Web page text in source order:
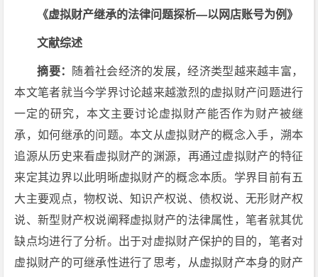
《虚拟财产继承的法律问题探析—以网店账号为例》
文献综述
摘要： 随着社会经济的发展，经济类型越来越丰富，
本文笔者就当今学界讨论越来越激烈的虚拟财产问题进行
一定的研究，本文主要讨论虚拟财产能否作为财产被继
承，如何继承的问题。本文从虚拟财产的概念入手，溯本
追源从历史来看虚拟财产的渊源，再通过虚拟财产的特征
来定其边界以此明晰虚拟财产的概念本质。学界目前有五
大主要观点，物权说、知识产权说、债权说、无形财产权
说、新型财产权说阐释虚拟财产的法律属性，笔者就其优
缺点均进行了分析。出于对虚拟财产保护的目的，笔者对
虚拟财产的可继承性进行了思考，从虚拟财产本身的财产